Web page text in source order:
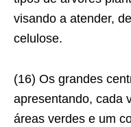
visando a atender,
celulose.
(16) Os grandes
apresentando, cada
áreas verdes e um